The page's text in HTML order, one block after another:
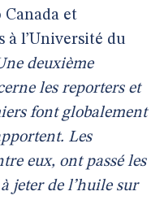
Canada et
à l’Université du
deuxième
les reporters et
font globalement
Les
eux, ont passé les
jeter de l’huile sur